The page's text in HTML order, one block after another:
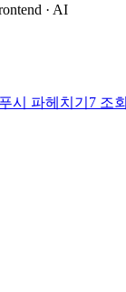
· AI
시 파헤치기 7 조회